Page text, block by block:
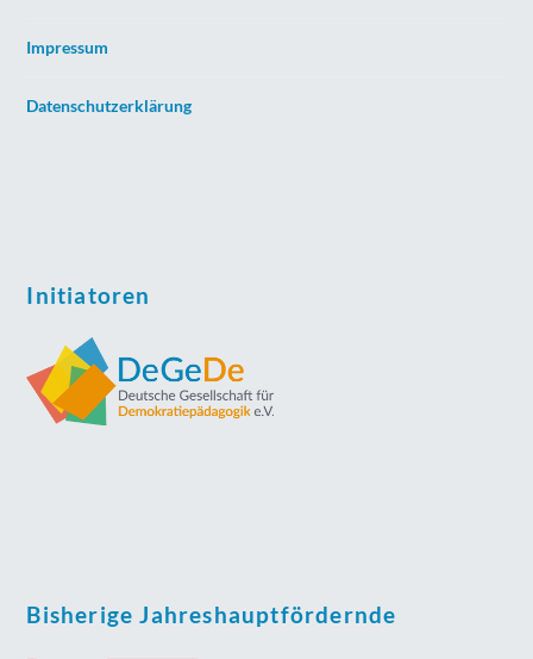
Impressum
Datenschutzerklärung
Initiatoren
Bisherige Jahreshauptfördernde